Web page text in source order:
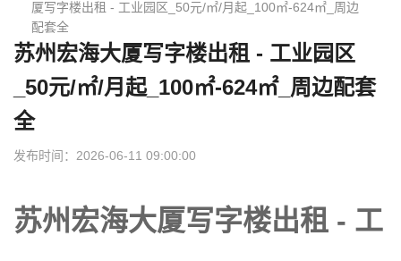
厦写字楼出租 - 工业园区_50元/㎡/月起_100㎡-624㎡_周边
配套全
苏州宏海大厦写字楼出租 - 工业园区
_50元/㎡/月起_100㎡-624㎡_周边配套
全
发布时间：2026-06-11 09:00:00
苏州宏海大厦写字楼出租 - 工